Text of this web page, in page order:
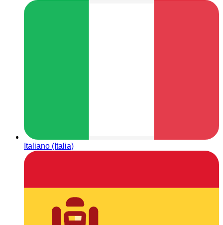
Italiano (Italia)